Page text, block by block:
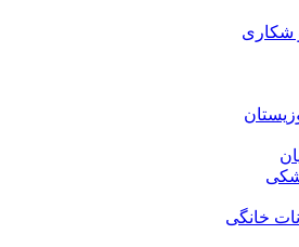
شکاری
خانگی